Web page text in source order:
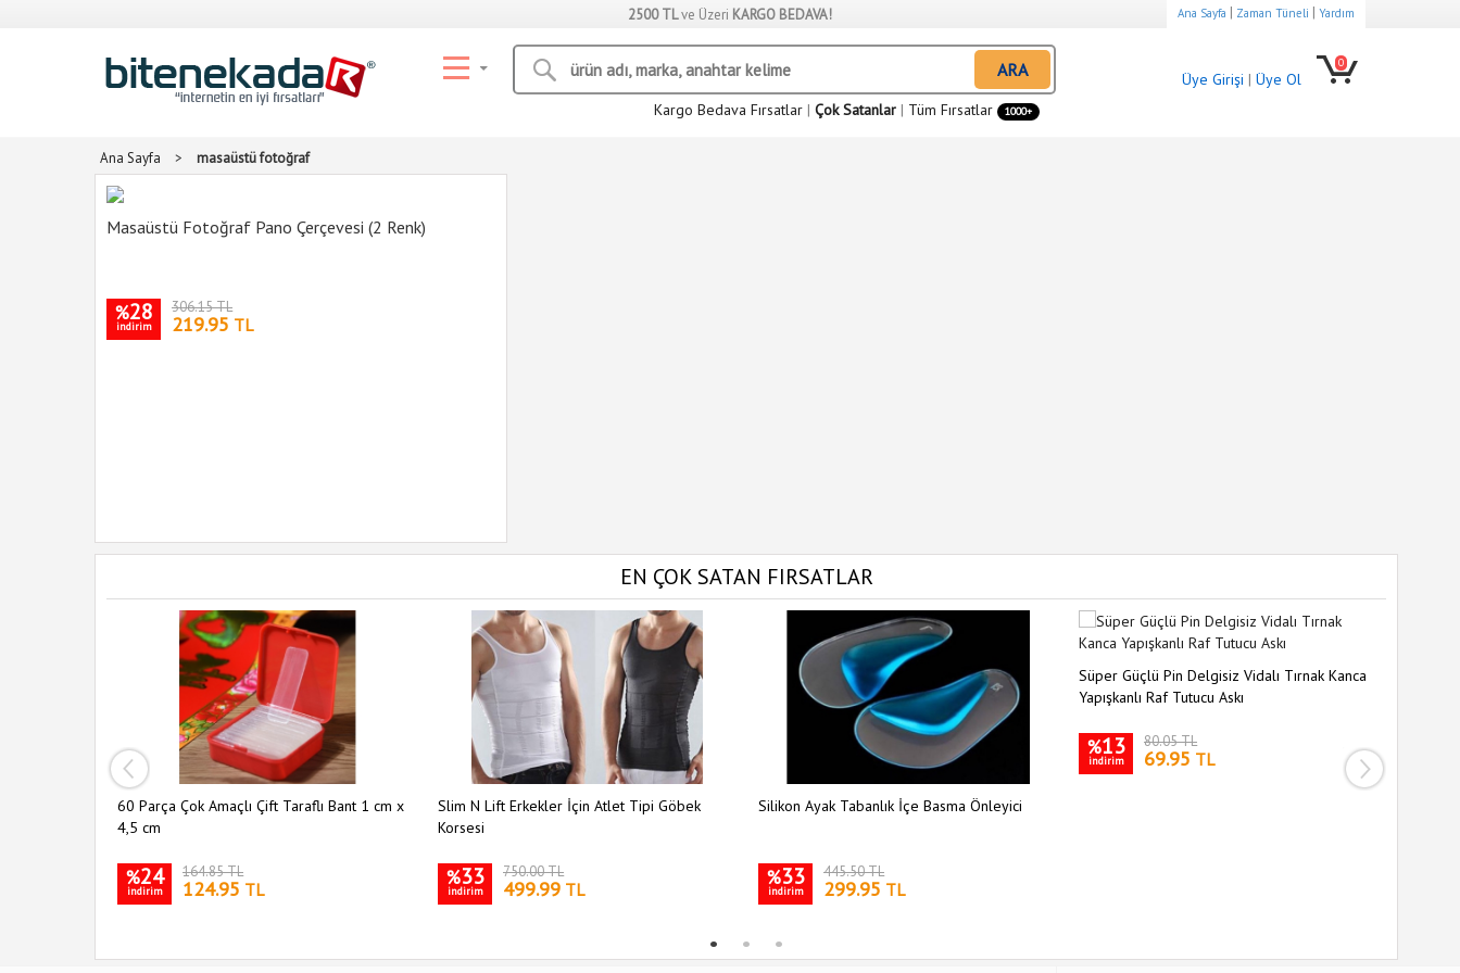
2500 TLve Üzeri KARGO BEDAVA! Ana Sayfa | Zaman Tüneli | Yardım
ARA
Kargo Bedava Fırsatlar | Çok Satanlar | Tüm Fırsatlar 1000+
Üye Girişi | Üye Ol
0
Ana Sayfa > masaüstü fotoğraf
Masaüstü Fotoğraf Pano Çerçevesi (2 Renk)
%28
indirim
306.15 TL
219.95 TL
EN ÇOK SATAN FIRSATLAR
60 Parça Çok Amaçlı Çift Taraflı Bant 1 cm x
4,5 cm
%24
indirim
164.85 TL
124.95 TL
Slim N Lift Erkekler İçin Atlet Tipi Göbek
Korsesi
%33
indirim
750.00 TL
499.99 TL
Silikon Ayak Tabanlık İçe Basma Önleyici
%33
indirim
445.50 TL
299.95 TL
Süper Güçlü Pin Delgisiz Vidalı Tırnak Kanca
Yapışkanlı Raf Tutucu Askı
%13
indirim
80.05 TL
69.95 TL